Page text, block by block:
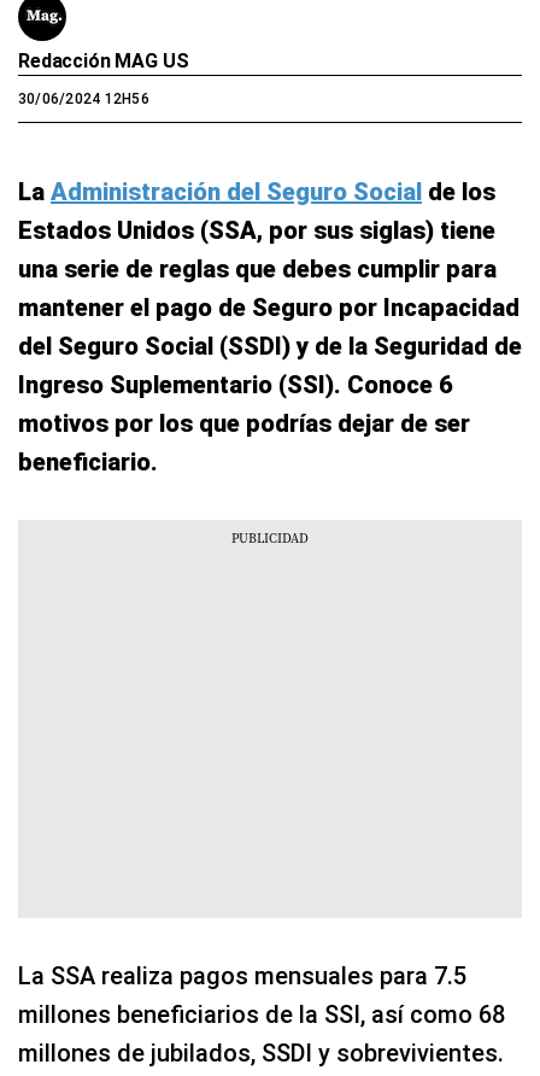
Redacción MAG US
30/06/2024 12H56
La Administración del Seguro Social de los
Estados Unidos (SSA, por sus siglas) tiene
una serie de reglas que debes cumplir para
mantener el pago de Seguro por Incapacidad
del Seguro Social (SSDI) y de la Seguridad de
Ingreso Suplementario (SSI). Conoce 6
motivos por los que podrías dejar de ser
beneficiario.
La SSA realiza pagos mensuales para 7.5
millones beneficiarios de la SSI, así como 68
millones de jubilados, SSDI y sobrevivientes.